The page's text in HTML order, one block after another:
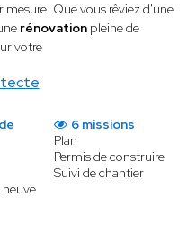
Que vous rêviez d'une
rénovation pleine de
votre
6 missions
Plan
Permis de construire
Suivi de chantier